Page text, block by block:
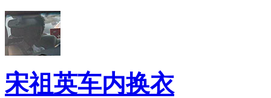
宋祖英车内换衣